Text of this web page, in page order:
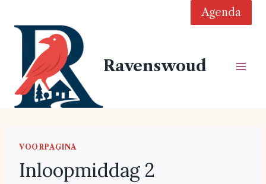
naar
Agenda
Ravenswoud
VOORPAGINA
Inloopmiddag 2